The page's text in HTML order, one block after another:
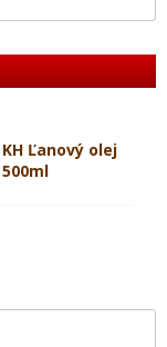
KH Ľanový olej
500ml